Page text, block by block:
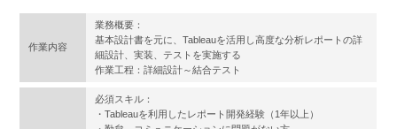
作業内容
業務概要：
基本設計書を元に、Tableauを活用し高度な分析レポートの詳
細設計、実装、テストを実施する
作業工程：詳細設計～結合テスト
必須スキル：
・Tableauを利用したレポート開発経験（1年以上）